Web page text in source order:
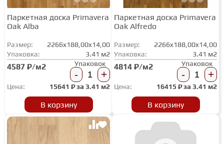
ТЕРМОПАРКЕТ
МАССИВНАЯ ДОСКА
ИСКУССТВЕННАЯ ТРАВА
ИНЖЕНЕРНЫЙ МОДУЛЬ
Паркетная доска Primavera
Oak Alba
Размер:
2266x188,00x14,00
Упаковка:
3.41 м2
4587 ₽/м2 Упаковок
- +
Цена: 15641 ₽ за 3.41 м2
В корзину
Паркетная доска Primavera
Oak Alfredo
Размер:
2266x188,00x14,00
Упаковка:
3.41 м2
4814 ₽/м2 Упаковок
- +
Цена: 16415 ₽ за 3.41 м2
В корзину